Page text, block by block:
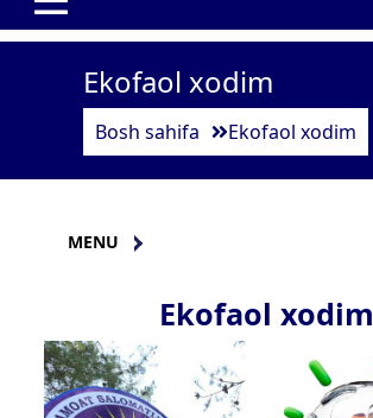
Ekofaol xodim
Bosh sahifa Ekofaol xodim
MENU
Ekofaol xodim